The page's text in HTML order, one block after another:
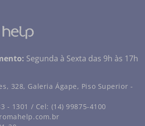
Segunda à Sexta das 9h às 17h
328, Galeria Ágape, Piso Superior -
- 1301 / Cel: (14) 99875-4100